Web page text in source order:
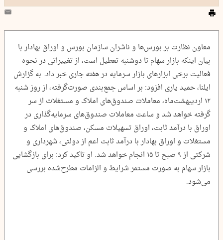
معاون نظارت بر بورس‌ها و ناشران سازمان بورس و اوراق بهادار با
بیان اینکه بازار سهام تا دوشنبه تعطیل است، از تغییراتی در نحوه
فعالیت برخی ابزارهای بازار سرمایه در هفته جاری خبر داد. به گزارش
ایلنا، حمید یاری افزود: بر اساس جمع‌بندی صورت‌گرفته، از روز شنبه
۱۲ اردیبهشت‌ماه، معاملات صندوق‌های املاک و مستغلات از سر
گرفته خواهد شد و ساعت معاملات صندوق‌های سرمایه‌گذاری در
اوراق با درآمد ثابت، اوراق تسهیلات مسکن، صندوق‌های املاک و
مستغلات و اوراق بهادار با درآمد ثابت اعم از دولتی، شهرداری و
شرکتی از ۹ صبح تا ۱۵ انجام خواهد شد. او تاکید کرد: برای بازگشایی
بازار سهام به صورت مستمر شرایط و الزامات مطرح‌شده بررسی
می‌شود.